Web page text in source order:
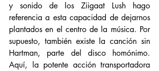
y sonido de los Ziigaat Lush hago
referencia a esta capacidad de dejarnos
plantados en el centro de la música. Por
supuesto, también existe la canción sin
Hartman, parte del disco homónimo.
Aquí, la potente acción transportadora